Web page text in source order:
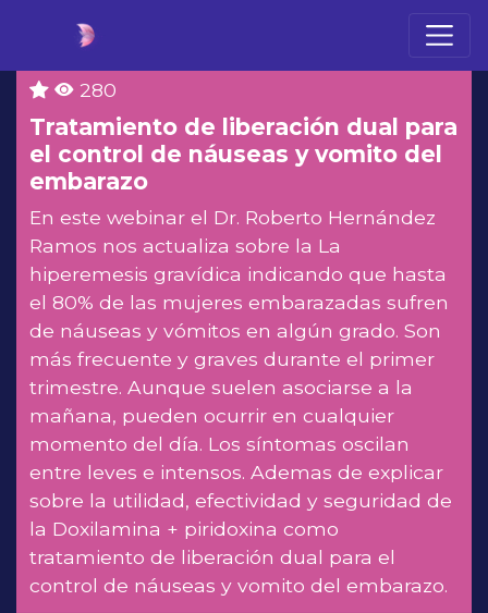
280
Tratamiento de liberación dual para
el control de náuseas y vomito del
embarazo
En este webinar el Dr. Roberto Hernández
Ramos nos actualiza sobre la La
hiperemesis gravídica indicando que hasta
el 80% de las mujeres embarazadas sufren
de náuseas y vómitos en algún grado. Son
más frecuente y graves durante el primer
trimestre. Aunque suelen asociarse a la
mañana, pueden ocurrir en cualquier
momento del día. Los síntomas oscilan
entre leves e intensos. Ademas de explicar
sobre la utilidad, efectividad y seguridad de
la Doxilamina + piridoxina como
tratamiento de liberación dual para el
control de náuseas y vomito del embarazo.